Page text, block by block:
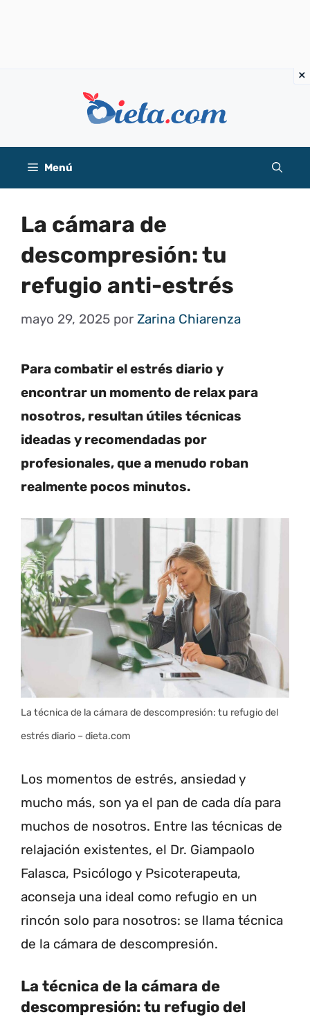
Menú
La cámara de
descompresión: tu
refugio anti-estrés
mayo 29, 2025 por Zarina Chiarenza
Para combatir el estrés diario y
encontrar un momento de relax para
nosotros, resultan útiles técnicas
ideadas y recomendadas por
profesionales, que a menudo roban
realmente pocos minutos.
La técnica de la cámara de descompresión: tu refugio del
estrés diario – dieta.com
Los momentos de estrés, ansiedad y
mucho más, son ya el pan de cada día para
muchos de nosotros. Entre las técnicas de
relajación existentes, el Dr. Giampaolo
Falasca, Psicólogo y Psicoterapeuta,
aconseja una ideal como refugio en un
rincón solo para nosotros: se llama técnica
de la cámara de descompresión.
La técnica de la cámara de
descompresión: tu refugio del